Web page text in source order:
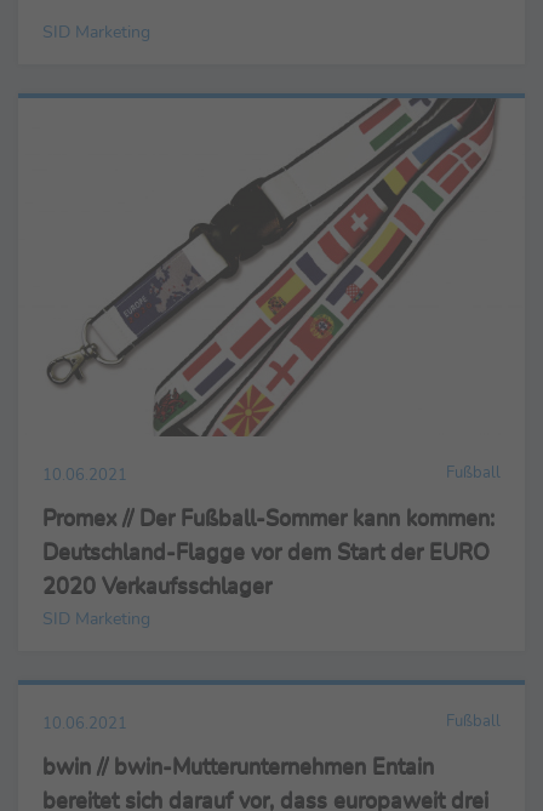
SID Marketing
10.06.2021 Fußball
Promex // Der Fußball-Sommer kann kommen:
Deutschland-Flagge vor dem Start der EURO
2020 Verkaufsschlager
SID Marketing
10.06.2021 Fußball
bwin // bwin-Mutterunternehmen Entain
bereitet sich darauf vor, dass europaweit drei